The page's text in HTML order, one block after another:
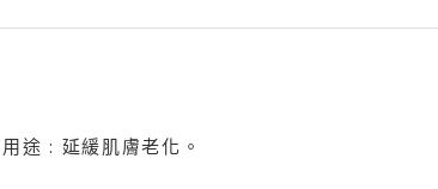
途 : 延緩肌膚老化。